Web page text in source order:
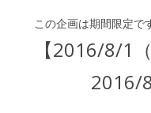
この企画は期間限定で
【2016/8/1
2016/8/4